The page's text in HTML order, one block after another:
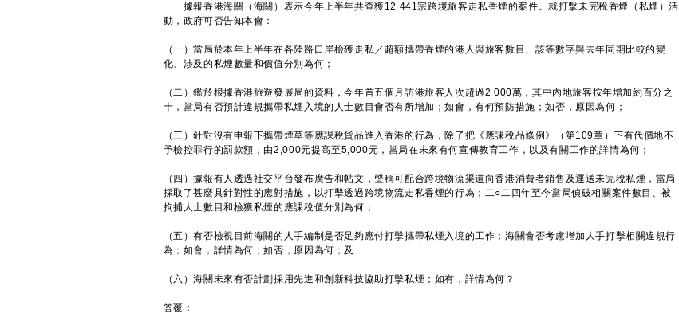
據報香港海關（海關）表示今年上半年共查獲12 441宗跨境旅客走私香煙的案件。就打擊未完稅香煙（私煙）活
動，政府可否告知本會：
（一）當局於本年上半年在各陸路口岸檢獲走私／超額攜帶香煙的港人與旅客數目、該等數字與去年同期比較的變
化、涉及的私煙數量和價值分別為何；
（二）鑑於根據香港旅遊發展局的資料，今年首五個月訪港旅客人次超過2 000萬，其中內地旅客按年增加約百分之
十，當局有否預計違規攜帶私煙入境的人士數目會否有所增加；如會，有何預防措施；如否，原因為何；
（三）針對沒有申報下攜帶煙草等應課稅貨品進入香港的行為，除了把《應課稅品條例》（第109章）下有代價地不
予檢控罪行的罰款額，由2,000元提高至5,000元，當局在未來有何宣傳教育工作，以及有關工作的詳情為何；
（四）據報有人透過社交平台發布廣告和帖文，聲稱可配合跨境物流渠道向香港消費者銷售及運送未完稅私煙，當局
採取了甚麼具針對性的應對措施，以打擊透過跨境物流走私香煙的行為；二○二四年至今當局偵破相關案件數目、被
拘捕人士數目和檢獲私煙的應課稅值分別為何；
（五）有否檢視目前海關的人手編制是否足夠應付打擊攜帶私煙入境的工作；海關會否考慮增加人手打擊相關違規行
為；如會，詳情為何；如否，原因為何；及
（六）海關未來有否計劃採用先進和創新科技協助打擊私煙；如有，詳情為何？
答覆：